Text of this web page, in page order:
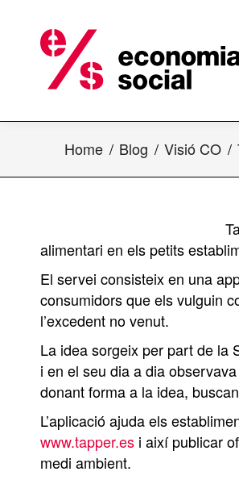
Home Blog Visió CO
alimentari en els petits
El servei consisteix en una
consumidors que els vulguin
l’excedent no venut.
La idea sorgeix per part de la
i en el seu dia a dia
donant forma a la idea,
L’aplicació ajuda els
www.tapper.es i així publicar
medi ambient.